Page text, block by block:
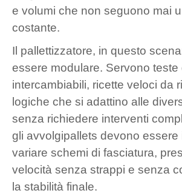
e volumi che non seguono mai
costante.
Il pallettizzatore, in questo
essere modulare. Servono teste
intercambiabili, ricette veloci da
logiche che si adattino alle
senza richiedere interventi
gli avvolgipallets devono essere
variare schemi di fasciatura,
velocità senza strappi e senza
la stabilità finale.